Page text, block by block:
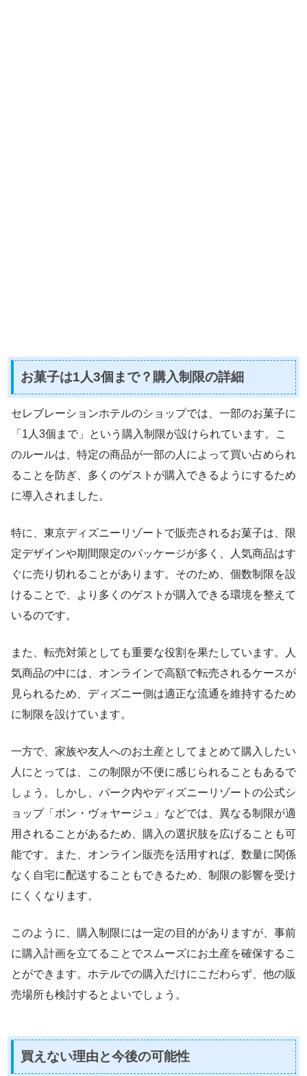
お菓子は1人3個まで？購入制限の詳細
セレブレーションホテルのショップでは、一部のお菓子に
「1人3個まで」という購入制限が設けられています。こ
のルールは、特定の商品が一部の人によって買い占められ
ることを防ぎ、多くのゲストが購入できるようにするため
に導入されました。
特に、東京ディズニーリゾートで販売されるお菓子は、限
定デザインや期間限定のパッケージが多く、人気商品はす
ぐに売り切れることがあります。そのため、個数制限を設
けることで、より多くのゲストが購入できる環境を整えて
いるのです。
また、転売対策としても重要な役割を果たしています。人
気商品の中には、オンラインで高額で転売されるケースが
見られるため、ディズニー側は適正な流通を維持するため
に制限を設けています。
一方で、家族や友人へのお土産としてまとめて購入したい
人にとっては、この制限が不便に感じられることもあるで
しょう。しかし、パーク内やディズニーリゾートの公式シ
ョップ「ボン・ヴォヤージュ」などでは、異なる制限が適
用されることがあるため、購入の選択肢を広げることも可
能です。また、オンライン販売を活用すれば、数量に関係
なく自宅に配送することもできるため、制限の影響を受け
にくくなります。
このように、購入制限には一定の目的がありますが、事前
に購入計画を立てることでスムーズにお土産を確保するこ
とができます。ホテルでの購入だけにこだわらず、他の販
売場所も検討するとよいでしょう。
買えない理由と今後の可能性